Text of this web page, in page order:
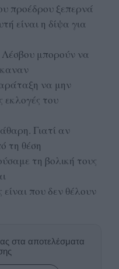
προέδρου ξεπερνά
είναι η δίψα για
Λέσβου μπορούν να
να μην
εκλογές του
Γιατί αν
τη θέση
τη βολική τους
που δεν θέλουν
στα αποτελέσματα